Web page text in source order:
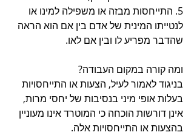
5. התייחסות מבזה או משפילה למינו או
לנטייתו המינית של אדם בין אם הוא הראה
שהדבר מפריע לו ובין אם לאו.
ומה קורה במקום העבודה?
בניגוד לאמור לעיל, הצעות או התייחסויות
בעלות אופי מיני בנסיבות של יחסי מרות,
אינן דורשות הוכחה כי המוטרד אינו מעוניין
בהצעות או התייחסויות אלה.